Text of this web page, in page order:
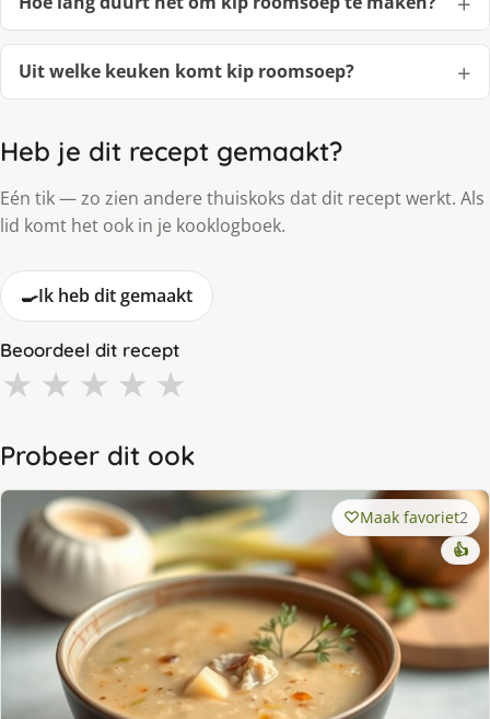
Uit welke keuken komt kip roomsoep?
Heb je dit recept gemaakt?
Eén tik — zo zien andere thuiskoks dat dit recept werkt. Als
lid komt het ook in je kooklogboek.
🍳Ik heb dit gemaakt
Beoordeel dit recept
★ ★ ★ ★ ★
Probeer dit ook
Maak favoriet2
👍